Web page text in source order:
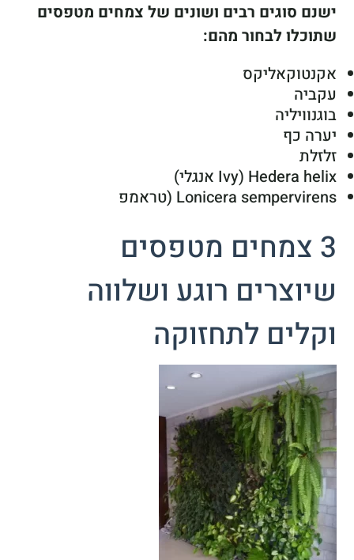
ישנם סוגים רבים ושונים של צמחים מטפסים
שתוכלו לבחור מהם:
אקנטוקאליקס
עקביה
בוגנוויליה
יערה כף
זלזלת
Hedera helix (Ivy אנגלי)
Lonicera sempervirens (טראמפ
3 צמחים מטפסים
שיוצרים רוגע ושלווה
וקלים לתחזוקה